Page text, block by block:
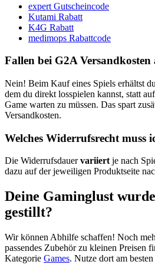
expert Gutscheincode
Kutami Rabatt
K4G Rabatt
medimops Rabattcode
Fallen bei G2A Versandkosten
Nein! Beim Kauf eines Spiels erhältst
dem du direkt losspielen kannst, statt
Game warten zu müssen. Das spart
Versandkosten.
Welches Widerrufsrecht muss
Die Widerrufsdauervariiertje nach
dazu auf der jeweiligen Produktseite
Deine Gaminglust
gestillt?
Wir können Abhilfe schaffen! Noch
passendes Zubehör zu kleinen Preisen
Kategorie Games. Nutze dort am besten